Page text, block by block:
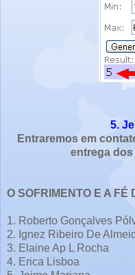
5.
Entraremos em
entrega
O SOFRIMENTO E A FÉ
1. Roberto Gonçalves
2. Ignez Ribeiro De
3. Elaine Ap L Rocha
4. Erica Lisboa